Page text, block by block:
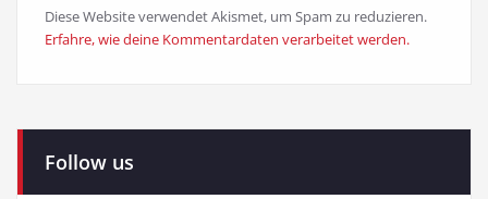
Diese Website verwendet Akismet, um Spam zu reduzieren.
Erfahre, wie deine Kommentardaten verarbeitet werden.
Follow us